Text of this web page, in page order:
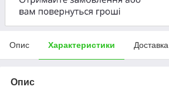
Опис Характеристики Доставка
Опис